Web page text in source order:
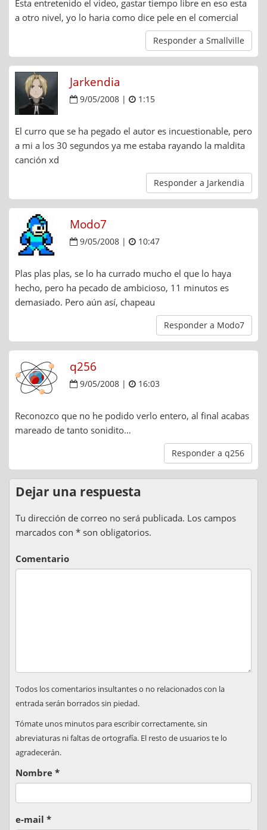
Esta entretenido el video, gastar tiempo libre en eso esta
a otro nivel, yo lo haria como dice pele en el comercial
Responder a Smallville
Jarkendia
9/05/2008 | 1:15
El curro que se ha pegado el autor es incuestionable, pero
a mi a los 30 segundos ya me estaba rayando la maldita
canción xd
Responder a Jarkendia
Modo7
9/05/2008 | 10:47
Plas plas plas, se lo ha currado mucho el que lo haya
hecho, pero ha pecado de ambicioso, 11 minutos es
demasiado. Pero aún así, chapeau
Responder a Modo7
q256
9/05/2008 | 16:03
Reconozco que no he podido verlo entero, al final acabas
mareado de tanto sonidito…
Responder a q256
Dejar una respuesta
Tu dirección de correo no será publicada. Los campos
marcados con * son obligatorios.
Comentario
Todos los comentarios insultantes o no relacionados con la
entrada serán borrados sin piedad.
Tómate unos minutos para escribir correctamente, sin
abreviaturas ni faltas de ortografía. El resto de usuarios te lo
agradecerán.
Nombre *
e-mail *